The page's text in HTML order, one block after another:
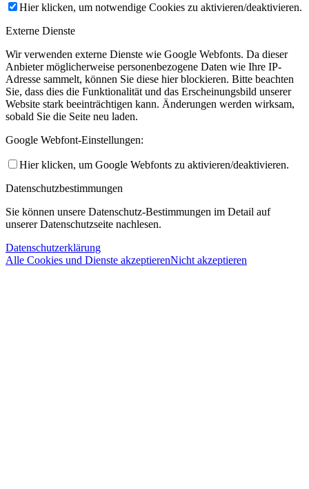
Hier klicken, um notwendige Cookies zu aktivieren/deaktivieren.
Externe Dienste
Wir verwenden externe Dienste wie Google Webfonts. Da dieser
Anbieter möglicherweise personenbezogene Daten wie Ihre IP-
Adresse sammelt, können Sie diese hier blockieren. Bitte beachten
Sie, dass dies die Funktionalität und das Erscheinungsbild unserer
Website stark beeinträchtigen kann. Änderungen werden wirksam,
sobald Sie die Seite neu laden.
Google Webfont-Einstellungen:
Hier klicken, um Google Webfonts zu aktivieren/deaktivieren.
Datenschutzbestimmungen
Sie können unsere Datenschutz-Bestimmungen im Detail auf
unserer Datenschutzseite nachlesen.
Datenschutzerklärung
Alle Cookies und Dienste akzeptierenNicht akzeptieren